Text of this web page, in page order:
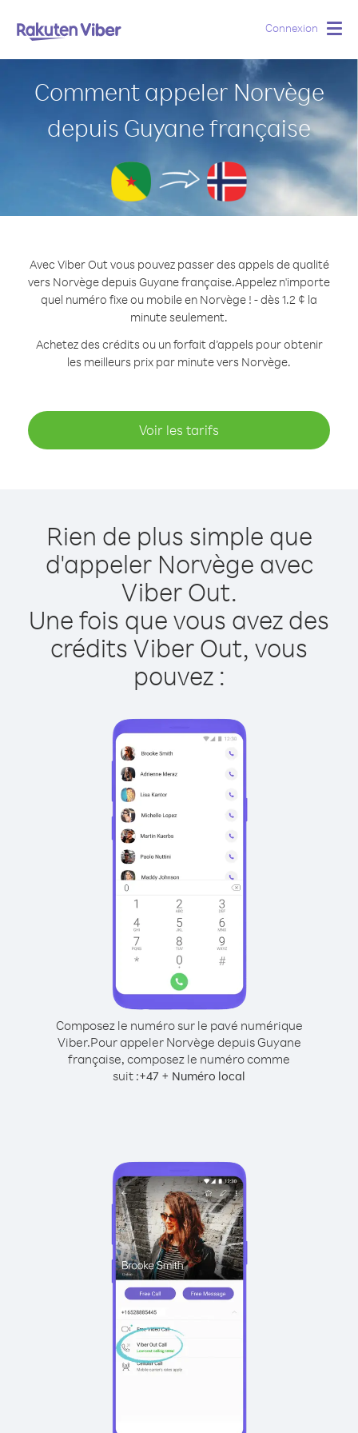
Connexion
Comment appeler Norvège
depuis Guyane française
Avec Viber Out vous pouvez passer des appels de qualité
vers Norvège depuis Guyane française.Appelez n'importe
quel numéro fixe ou mobile en Norvège ! - dès 1.2 ¢ la
minute seulement.
Achetez des crédits ou un forfait d’appels pour obtenir
les meilleurs prix par minute vers Norvège.
Voir les tarifs
Rien de plus simple que
d'appeler Norvège avec
Viber Out.
Une fois que vous avez des
crédits Viber Out, vous
pouvez :
Composez le numéro sur le pavé numérique
Viber.Pour appeler Norvège depuis Guyane
française, composez le numéro comme
suit :+47 + Numéro local